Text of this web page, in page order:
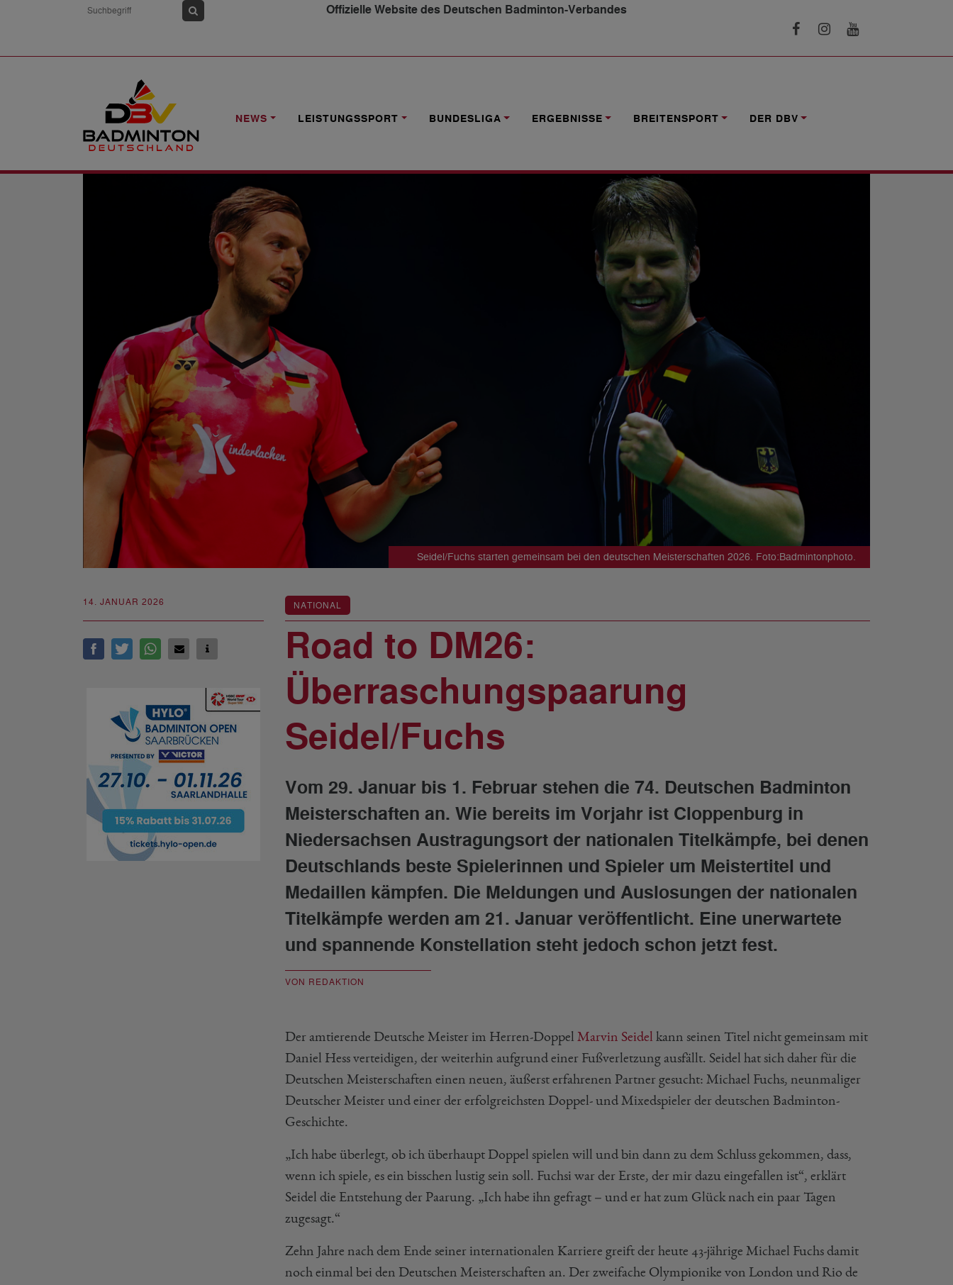
Offizielle Website des Deutschen Badminton-Verbandes
NEWS LEISTUNGSSPORT BUNDESLIGA ERGEBNISSE BREITENSPORT DER DBV
NEWS
Seidel/Fuchs starten gemeinsam bei den deutschen Meisterschaften 2026. Foto:Badmintonphoto.
14. JANUAR 2026 NATIONAL
Road to DM26:
Überraschungspaarung
Seidel/Fuchs
Vom 29. Januar bis 1. Februar stehen die 74. Deutschen Badminton
Meisterschaften an. Wie bereits im Vorjahr ist Cloppenburg in
Niedersachsen Austragungsort der nationalen Titelkämpfe, bei denen
Deutschlands beste Spielerinnen und Spieler um Meistertitel und
Medaillen kämpfen. Die Meldungen und Auslosungen der nationalen
Titelkämpfe werden am 21. Januar veröffentlicht. Eine unerwartete
und spannende Konstellation steht jedoch schon jetzt fest.
VON REDAKTION
Der amtierende Deutsche Meister im Herren-Doppel Marvin Seidel kann seinen Titel nicht gemeinsam mit
Daniel Hess verteidigen, der weiterhin aufgrund einer Fußverletzung ausfällt. Seidel hat sich daher für die
Deutschen Meisterschaften einen neuen, äußerst erfahrenen Partner gesucht: Michael Fuchs, neunmaliger
Deutscher Meister und einer der erfolgreichsten Doppel- und Mixedspieler der deutschen Badminton-
Geschichte.
„Ich habe überlegt, ob ich überhaupt Doppel spielen will und bin dann zu dem Schluss gekommen, dass,
wenn ich spiele, es ein bisschen lustig sein soll. Fuchsi war der Erste, der mir dazu eingefallen ist“, erklärt
Seidel die Entstehung der Paarung. „Ich habe ihn gefragt – und er hat zum Glück nach ein paar Tagen
zugesagt.“
Zehn Jahre nach dem Ende seiner internationalen Karriere greift der heute 43-jährige Michael Fuchs damit
noch einmal bei den Deutschen Meisterschaften an. Der zweifache Olympionike von London und Rio de